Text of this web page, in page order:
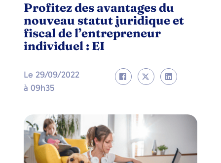
Profitez des avantages du
nouveau statut juridique et
fiscal de l’entrepreneur
individuel : EI
Le 29/09/2022
à 09h35